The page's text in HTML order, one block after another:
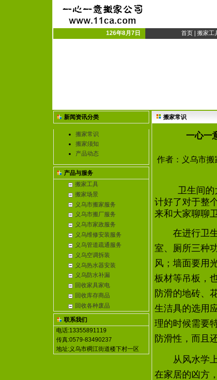
126年8月7日 首页| 搬家工
新闻资讯分类
搬家常识
搬家须知
产品动态
产品与服务
搬家工具
搬家场景
义乌市搬家服务
义乌市搬厂服务
义乌市家政服务
义乌维修安装服务
义乌管道疏通服务
义乌空调拆装
义乌热水器安装
义乌防水补漏
回收家具家电
回收库存商品
回收各种废品
联系我们
电话:13355891119
传真:0579-83490237
地址:义乌市稠江街道楼下村一区
搬家常识
一心一
作者：义乌市搬
卫生间的大
计好了对于整
来和大家聊聊
在进行卫生
室、厕所三种
风；墙面要用
板材等吊板，
防滑的地砖、
生洁具的选用
理的时候需要
防滑性，而且
从风水学上
在家居的凶方